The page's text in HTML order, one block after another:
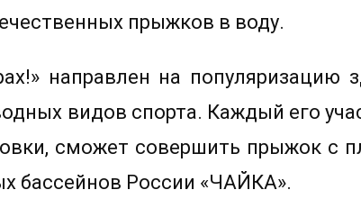
прыжков в воду.
направлен на популяризацию
видов спорта. Каждый его
сможет совершить прыжок с
бассейнов России «ЧАЙКА».